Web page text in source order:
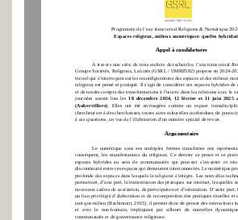
Programme de l’axe transversal Religions & Numérique
Espaces religieux, milieux numériques: quelles
Appel à candidatures
À travers une série de trois ateliers de recherche, l’axe transversal
Groupe Sociétés, Religions, Laïcités (GSRL / UMR8582) propose en 2024-
travail qui s’interrogera sur les reconfigurations des espaces et des milieux
religieux est pensé et pratiqué. Il s'agit de considérer ces espaces hybrides de
et de rendre compte des transformations à l'œuvre dans les relations avec le
journées  auront  lieu  les 18  décembre  2024,  12  février  et  11  juin  2025
(Aubervilliers).  Elles ont  été  envisagées  comme  un  espace
chercheurs et à des chercheuses, toutes aires culturelles confondues, de
à ces questions, en vue de l’élaboration d’un numéro spécial de revue.
Argumentaire
Le  numérique  sous  ses  multiples  formes  transforme  nos
conséquent,  les  manifestations  du  religieux.  Ce  dernier se  pense  et  se
espaces  hybrides  au  sein  de  communautés  qui  peuvent  s’inventer in  situ
discontinuité entre ces espaces qui demeurent interconnectés. Le numérique
profonde des espaces dans lesquels le religieux s’intègre. Les nouvelles
permettent, d’une part, la transmission des pratiques sur internet, lesquelles
nouveaux cadres de cocréation, de participation et d’interaction. D’autre part,
un lieu privilégié d’élaboration et de recomposition des pratiques rituelles et
tant que milieu (Bachimont, 2015), il permet donc de penser des interactions
et  avec  le  non- humain,  impliquant  par  ailleurs  de  nouvelles
communautés et de gouvernance religieuse.